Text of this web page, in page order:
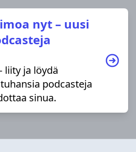
nyt – uusi
liity ja löydä
podcasteja
sinua.